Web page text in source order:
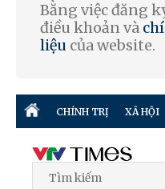
Bằng việc đăng
điều khoản và
liệu của website.
CHÍNH TRỊ XÃ HỘI